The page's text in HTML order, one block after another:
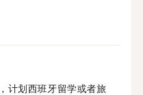
计划西班牙留学或者旅